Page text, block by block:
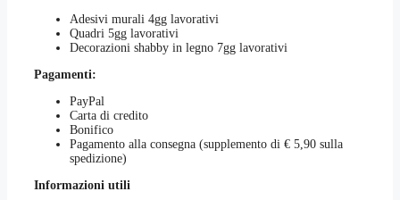
Adesivi murali 4gg lavorativi
Quadri 5gg lavorativi
Decorazioni shabby in legno 7gg lavorativi
Pagamenti:
PayPal
Carta di credito
Bonifico
Pagamento alla consegna (supplemento di € 5,90 sulla
spedizione)
Informazioni utili